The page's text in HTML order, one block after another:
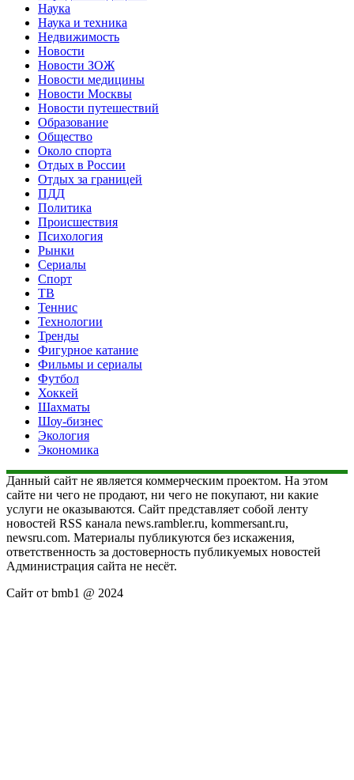
Наука
Наука и техника
Недвижимость
Новости
Новости ЗОЖ
Новости медицины
Новости Москвы
Новости путешествий
Образование
Общество
Около спорта
Отдых в России
Отдых за границей
ПДД
Политика
Происшествия
Психология
Рынки
Сериалы
Спорт
ТВ
Теннис
Технологии
Тренды
Фигурное катание
Фильмы и сериалы
Футбол
Хоккей
Шахматы
Шоу-бизнес
Экология
Экономика
Данный сайт не является коммерческим проектом. На этом
сайте ни чего не продают, ни чего не покупают, ни какие
услуги не оказываются. Сайт представляет собой ленту
новостей RSS канала news.rambler.ru, kommersant.ru,
newsru.com. Материалы публикуются без искажения,
ответственность за достоверность публикуемых новостей
Администрация сайта не несёт.
Сайт от bmb1 @ 2024